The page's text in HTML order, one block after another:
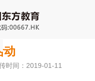
动
传时间：2019-01-11